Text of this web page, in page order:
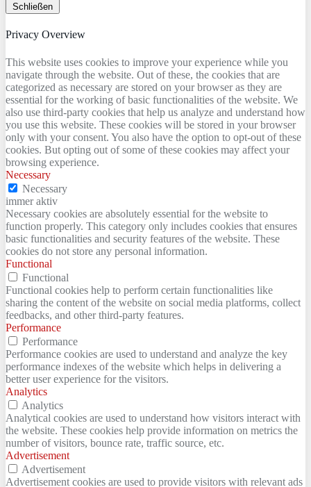
Schließen
Privacy Overview
This website uses cookies to improve your experience while you
navigate through the website. Out of these, the cookies that are
categorized as necessary are stored on your browser as they are
essential for the working of basic functionalities of the website. We
also use third-party cookies that help us analyze and understand how
you use this website. These cookies will be stored in your browser
only with your consent. You also have the option to opt-out of these
cookies. But opting out of some of these cookies may affect your
browsing experience.
Necessary
Necessary
immer aktiv
Necessary cookies are absolutely essential for the website to
function properly. This category only includes cookies that ensures
basic functionalities and security features of the website. These
cookies do not store any personal information.
Functional
Functional
Functional cookies help to perform certain functionalities like
sharing the content of the website on social media platforms, collect
feedbacks, and other third-party features.
Performance
Performance
Performance cookies are used to understand and analyze the key
performance indexes of the website which helps in delivering a
better user experience for the visitors.
Analytics
Analytics
Analytical cookies are used to understand how visitors interact with
the website. These cookies help provide information on metrics the
number of visitors, bounce rate, traffic source, etc.
Advertisement
Advertisement
Advertisement cookies are used to provide visitors with relevant ads